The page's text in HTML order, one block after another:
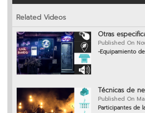
Related Videos
Otras
Published On
-Equipamiento
Técnicas de
Published On
Participantes de